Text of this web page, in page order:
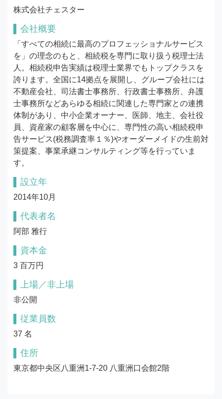
株式会社チェスター
会社概要
「すべての相続に最高のプロフェッショナルサービス
を」の理念のもと、相続税を専門に取り扱う税理士法
人。相続税申告実績は税理士業界でもトップクラスを
誇ります。全国に14拠点を展開し、グループ会社には
不動産会社、司法書士事務所、行政書士事務所、弁護
士事務所などあらゆる相続に関連した専門家との連携
体制があり、中小企業オーナー、医師、地主、会社役
員、資産家の顧客層を中心に、専門性の高い相続税申
告サービス(税務調査率１％)やオーダーメイドの生前対
策提案、事業承継コンサルティング等を行っていま
す。
設立年
2014年10月
代表者名
阿部 雅行
資本金
3 百万円
上場／非上場
非公開
従業員数
37 名
住所
東京都中央区八重洲1-7-20 八重洲口会館2階